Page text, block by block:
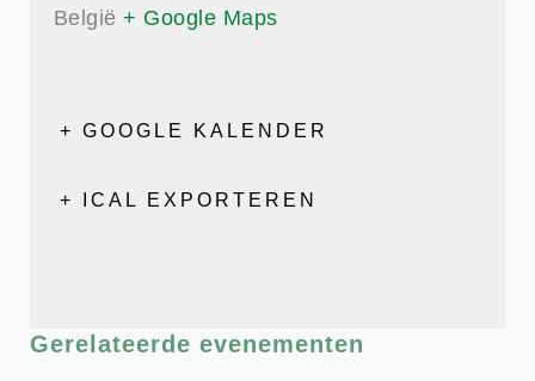
België + Google Maps
+ GOOGLE KALENDER
+ ICAL EXPORTEREN
Gerelateerde evenementen